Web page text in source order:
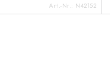
Art.-Nr.: N42152